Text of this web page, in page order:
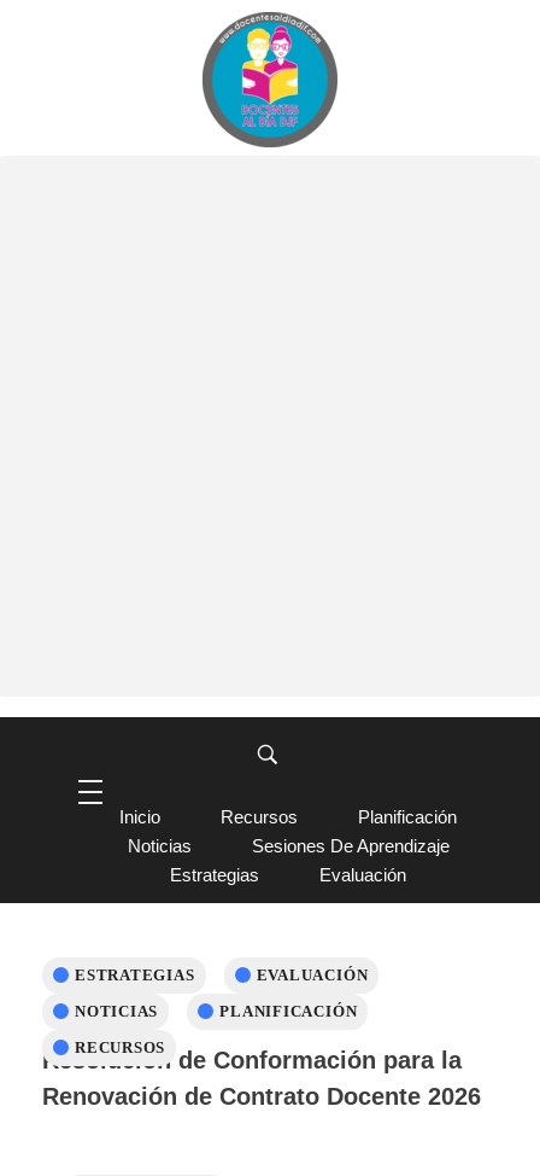
Inicio Recursos
Planificación
Noticias
Sesiones De Aprendizaje
Estrategias
Evaluación
Resolución de Conformación para la
Renovación de Contrato Docente 2026
ESTRATEGIAS
EVALUACIÓN
NOTICIAS
PLANIFICACIÓN
RECURSOS